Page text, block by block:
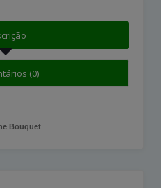
(0)
Bouquet